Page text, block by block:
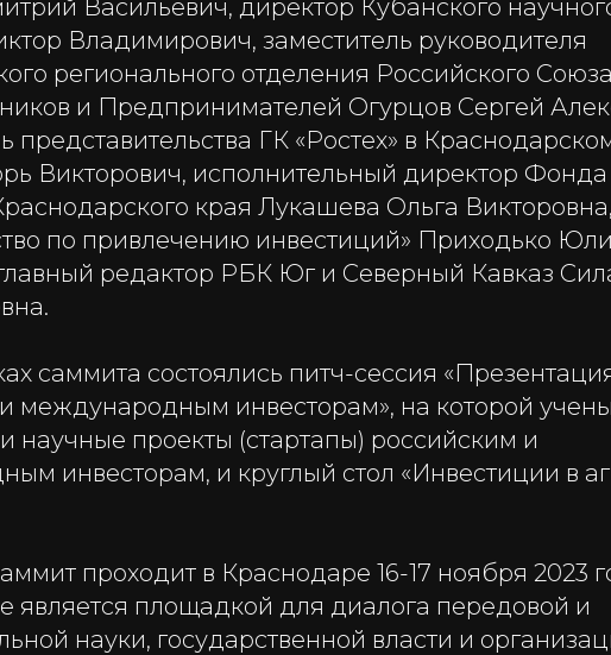
Васильевич, директор Кубанского
Владимирович, заместитель руководителя
регионального отделения Российского Союза
и Предпринимателей Огурцов Сергей
представительства ГК «Ростех» в
Викторович, исполнительный директор Фонда
края Лукашева Ольга
по привлечению инвестиций» Приходько
редактор РБК Юг и Северный Кавказ
саммита состоялись питч-сессия
международным инвесторам», на которой
научные проекты (стартапы) российским и
инвесторам, и круглый стол «Инвестиции в
проходит в Краснодаре 16-17 ноября 2023
является площадкой для диалога передовой и
науки, государственной власти и